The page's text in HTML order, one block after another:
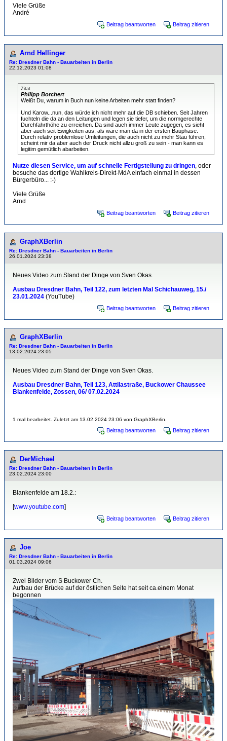
Viele Grüße
André
Beitrag beantworten Beitrag zitieren
Arnd Hellinger
Re: Dresdner Bahn - Bauarbeiten in Berlin
22.12.2023 01:08
Zitat
Philipp Borchert
Weißt Du, warum in Buch nun keine Arbeiten mehr statt finden?
Und Karow...nun, das würde ich nicht mehr auf die DB schieben. Seit Jahren
fuchteln die da an den Leitungen und legen sie tiefer, um die normgerechte
Durchfahrthöhe zu erreichen. Da sind auch immer Leute zugegen, es sieht
aber auch seit Ewigkeiten aus, als wäre man da in der ersten Bauphase.
Durch relativ problemlose Umleitungen, die auch nicht zu mehr Stau führen,
scheint mir da aber auch der Druck nicht allzu groß zu sein - man kann es
legitim gemütlich abarbeiten.
Nutze diesen Service, um auf schnelle Fertigstellung zu dringen, oder
besuche das dortige Wahlkreis-Direkt-MdA einfach einmal in dessen
Bürgerbüro... :-)
Viele Grüße
Arnd
Beitrag beantworten Beitrag zitieren
GraphXBerlin
Re: Dresdner Bahn - Bauarbeiten in Berlin
26.01.2024 23:38
Neues Video zum Stand der Dinge von Sven Okas.
Ausbau Dresdner Bahn, Teil 122, zum letzten Mal Schichauweg, 15./
23.01.2024 (YouTube)
Beitrag beantworten Beitrag zitieren
GraphXBerlin
Re: Dresdner Bahn - Bauarbeiten in Berlin
13.02.2024 23:05
Neues Video zum Stand der Dinge von Sven Okas.
Ausbau Dresdner Bahn, Teil 123, Attilastraße, Buckower Chaussee
Blankenfelde, Zossen, 06/ 07.02.2024
1 mal bearbeitet. Zuletzt am 13.02.2024 23:06 von GraphXBerlin.
Beitrag beantworten Beitrag zitieren
DerMichael
Re: Dresdner Bahn - Bauarbeiten in Berlin
23.02.2024 23:00
Blankenfelde am 18.2.:
[www.youtube.com]
Beitrag beantworten Beitrag zitieren
Joe
Re: Dresdner Bahn - Bauarbeiten in Berlin
01.03.2024 09:06
Zwei Bilder vom S Buckower Ch.
Aufbau der Brücke auf der östlichen Seite hat seit ca.einem Monat
begonnen